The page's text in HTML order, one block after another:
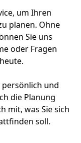
um Ihren
planen. Ohne
Sie uns
oder Fragen
und
die Planung
mit, was Sie sich
soll.